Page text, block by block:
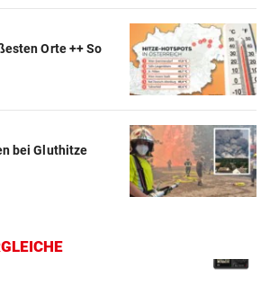
Orte ++ So
bei Gluthitze